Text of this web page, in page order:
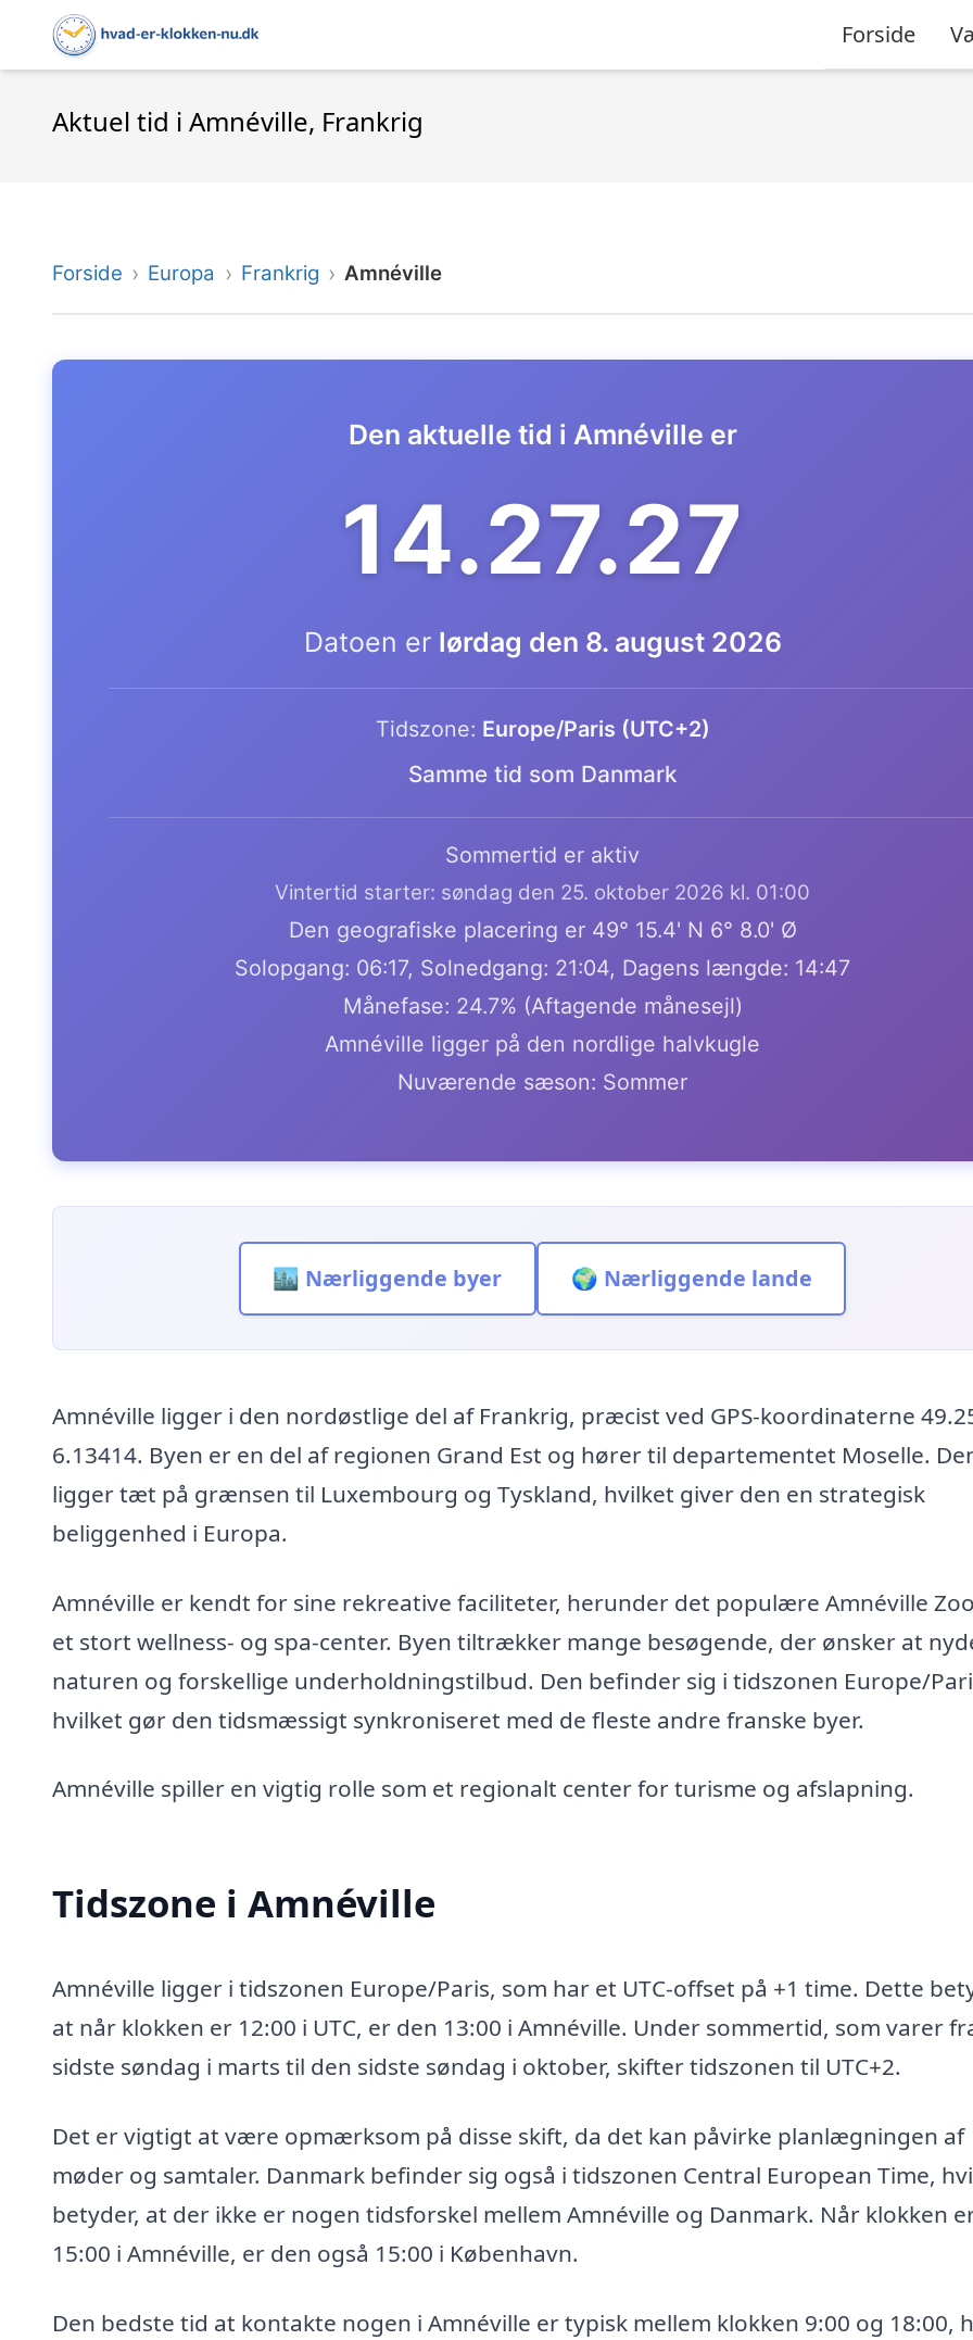
Forside
Aktuel tid i Amnéville, Frankrig
Forside Europa Frankrig Amnéville
Den aktuelle tid i Amnéville er
14.27.28
Datoen er lørdag den 8. august 2026
Tidszone: Europe/Paris (UTC+2)
Samme tid som Danmark
Sommertid er aktiv
Vintertid starter: søndag den 25. oktober 2026 kl. 01:00
Den geografiske placering er 49° 15.4' N 6° 8.0' Ø
Solopgang: 06:17, Solnedgang: 21:04, Dagens længde: 14:47
Månefase: 24.7% (Aftagende månesejl)
Amnéville ligger på den nordlige halvkugle
Nuværende sæson: Sommer
🏙️ Nærliggende byer 🌍 Nærliggende lande
Amnéville ligger i den nordøstlige del af Frankrig, præcist ved GPS-koordinaterne
6.13414. Byen er en del af regionen Grand Est og hører til departementet Moselle.
ligger tæt på grænsen til Luxembourg og Tyskland, hvilket giver den en strategisk
beliggenhed i Europa.
Amnéville er kendt for sine rekreative faciliteter, herunder det populære Amnéville
et stort wellness- og spa-center. Byen tiltrækker mange besøgende, der ønsker at
naturen og forskellige underholdningstilbud. Den befinder sig i tidszonen Europe/
hvilket gør den tidsmæssigt synkroniseret med de fleste andre franske byer.
Amnéville spiller en vigtig rolle som et regionalt center for turisme og afslapning.
Tidszone i Amnéville
Amnéville ligger i tidszonen Europe/Paris, som har et UTC-offset på +1 time. Dette
at når klokken er 12:00 i UTC, er den 13:00 i Amnéville. Under sommertid, som varer
sidste søndag i marts til den sidste søndag i oktober, skifter tidszonen til UTC+2.
Det er vigtigt at være opmærksom på disse skift, da det kan påvirke planlægningen af
møder og samtaler. Danmark befinder sig også i tidszonen Central European Time,
betyder, at der ikke er nogen tidsforskel mellem Amnéville og Danmark. Når klokken
15:00 i Amnéville, er den også 15:00 i København.
Den bedste tid at kontakte nogen i Amnéville er typisk mellem klokken 9:00 og 18:00,